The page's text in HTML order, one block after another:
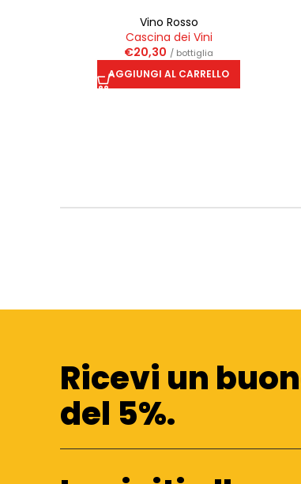
Vino Rosso
Cascina dei Vini
€20,30 / bottiglia
AGGIUNGI AL CARRELLO
Ricevi un
del 5%.